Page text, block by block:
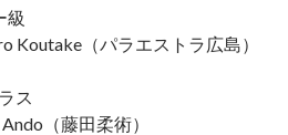
級
（パラエストラ広島）
ス
（藤田柔術）